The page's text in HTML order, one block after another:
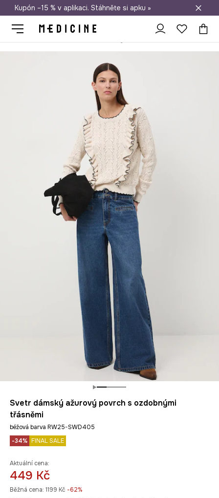
Doprava zdarma při nákupu nad 1 200 Kč
Kupón –15 % v aplikaci. Stáhněte si apku »
Svetr dámský ažurový povrch s ozdobnými
třásněmi
béžová barva RW25-SWD405
-34% FINAL SALE
Aktuální cena:
449 Kč
Běžná cena: 1199 Kč -62%